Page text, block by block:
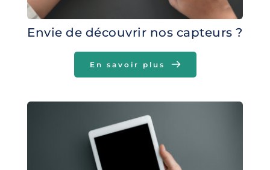
Envie de découvrir nos capteurs ?
En savoir plus